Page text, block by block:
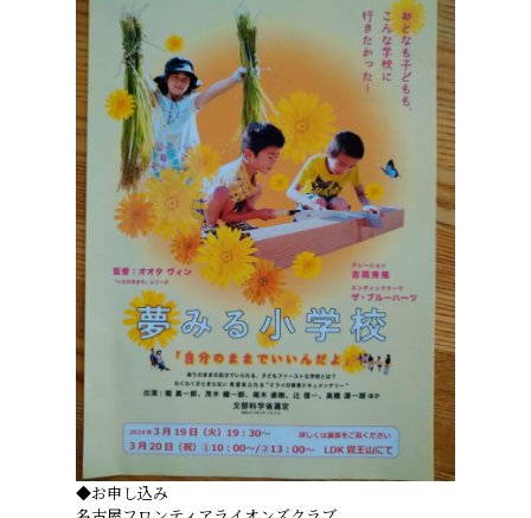
◆お申し込み